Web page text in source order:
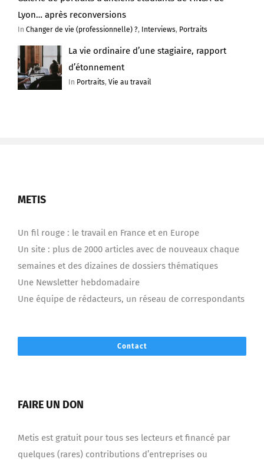
Lyon… après reconversions
In Changer de vie (professionnelle) ?, Interviews, Portraits
La vie ordinaire d’une stagiaire, rapport
d’étonnement
In Portraits,Vie au travail
METIS
Un fil rouge : le travail en France et en Europe
Un site : plus de 2000 articles avec de nouveaux chaque
semaines et des dizaines de dossiers thématiques
Une Newsletter hebdomadaire
Une équipe de rédacteurs, un réseau de correspondants
Contact
FAIRE UN DON
Metis est gratuit pour tous ses lecteurs et financé par
quelques (rares) contributions d’entreprises ou